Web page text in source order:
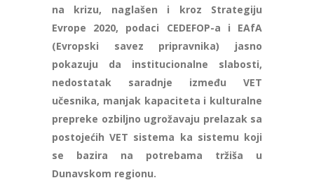
na krizu, naglašen i kroz Strategiju
Evrope 2020, podaci CEDEFOP-a i EAfA
(Evropski savez pripravnika) jasno
pokazuju da institucionalne slabosti,
nedostatak saradnje između VET
učesnika, manjak kapaciteta i kulturalne
prepreke ozbiljno ugrožavaju prelazak sa
postojećih VET sistema ka sistemu koji
se bazira na potrebama tržiša u
Dunavskom regionu.